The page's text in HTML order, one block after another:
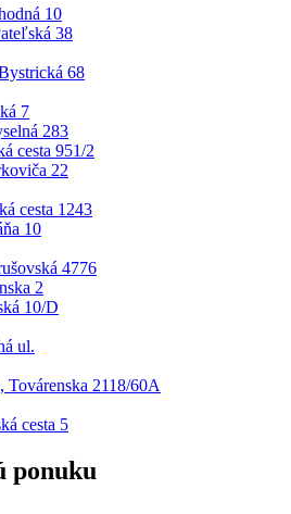
10
38
68
7
283
cesta 951/2
22
cesta 1243
10
4776
2
10/D
ul.
Továrenska 2118/60A
cesta 5
ponuku